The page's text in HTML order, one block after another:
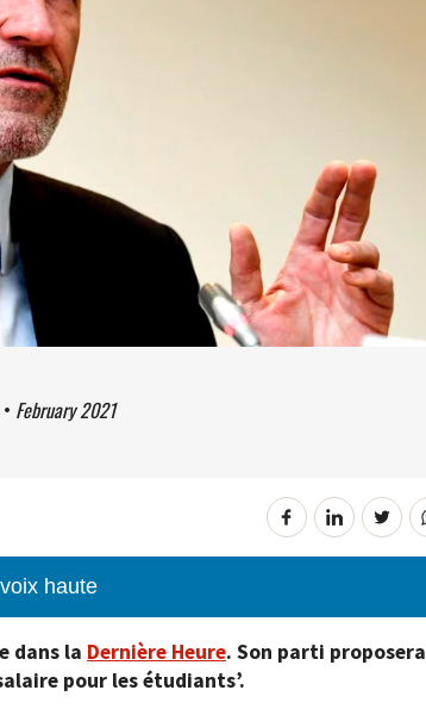
• February 2021
haute
dans la Dernière Heure. Son parti proposera
pour les étudiants’.